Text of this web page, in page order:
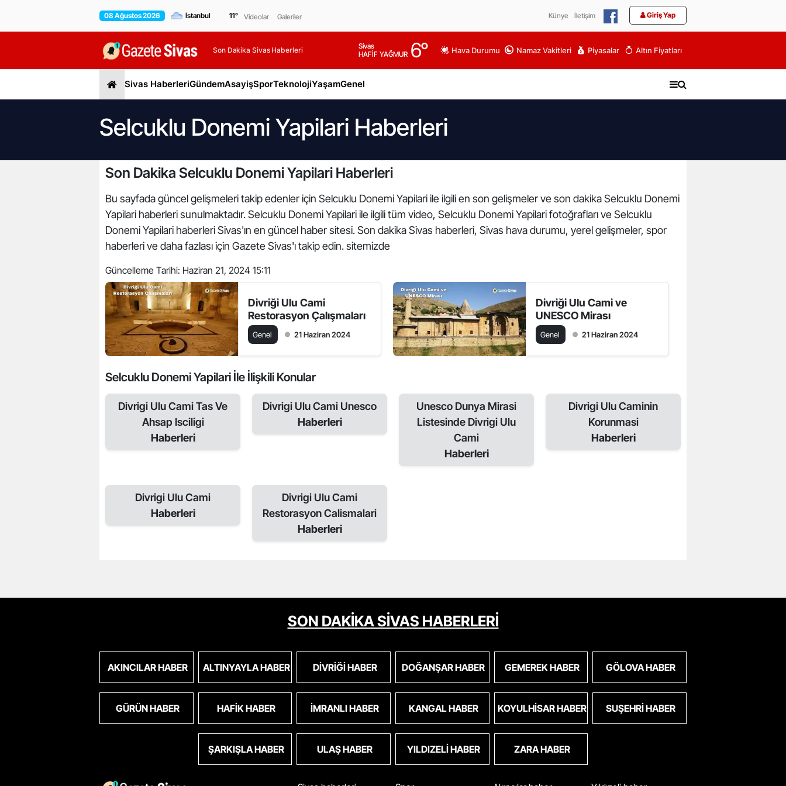
08 Ağustos 2026 11° Videolar Galeriler Künye İletişim Giriş Yap
Son Dakika Sivas Haberleri
Sivas
HAFİF YAĞMUR 6° Hava Durumu Namaz Vakitleri Piyasalar Altın Fiyatları
Sivas HaberleriGündemAsayişSporTeknolojiYaşamGenel
Selcuklu Donemi Yapilari Haberleri
Son Dakika Selcuklu Donemi Yapilari Haberleri
Bu sayfada güncel gelişmeleri takip edenler için Selcuklu Donemi Yapilari ile ilgili en son gelişmeler ve son dakika Selcuklu Donemi
Yapilari haberleri sunulmaktadır. Selcuklu Donemi Yapilari ile ilgili tüm video, Selcuklu Donemi Yapilari fotoğrafları ve Selcuklu
Donemi Yapilari haberleri Sivas'ın en güncel haber sitesi. Son dakika Sivas haberleri, Sivas hava durumu, yerel gelişmeler, spor
haberleri ve daha fazlası için Gazete Sivas'ı takip edin. sitemizde
Güncelleme Tarihi: Haziran 21, 2024 15:11
Divriği Ulu Cami
Restorasyon Çalışmaları
Genel 21 Haziran 2024
Divriği Ulu Cami ve
UNESCO Mirası
Genel 21 Haziran 2024
Selcuklu Donemi Yapilari İle İlişkili Konular
Divrigi Ulu Cami Tas Ve
Ahsap Isciligi
Haberleri
Divrigi Ulu Cami Unesco
Haberleri
Unesco Dunya Mirasi
Listesinde Divrigi Ulu
Cami
Haberleri
Divrigi Ulu Caminin
Korunmasi
Haberleri
Divrigi Ulu Cami
Haberleri
Divrigi Ulu Cami
Restorasyon Calismalari
Haberleri
SON DAKİKA SİVAS HABERLERİ
AKINCILAR HABER ALTINYAYLA HABER DIVRIĞI HABER DOĞANŞAR HABER GEMEREK HABER GÖLOVA HABER
GÜRÜN HABER HAFIK HABER İMRANLI HABER KANGAL HABER KOYULHISAR HABER SUŞEHRI HABER
ŞARKIŞLA HABER ULAŞ HABER YILDIZELI HABER ZARA HABER